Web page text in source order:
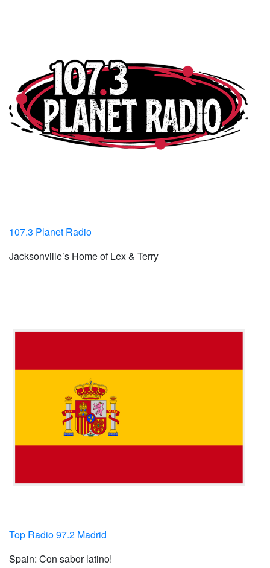
107.3 Planet Radio
Jacksonville’s Home of Lex & Terry
Top Radio 97.2 Madrid
Spain: Con sabor latino!